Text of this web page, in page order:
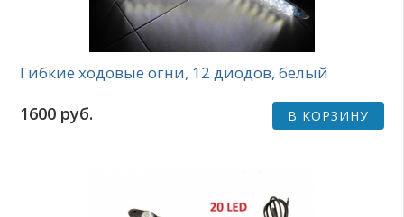
Гибкие ходовые огни, 12 диодов, белый
1600 руб. В КОРЗИНУ